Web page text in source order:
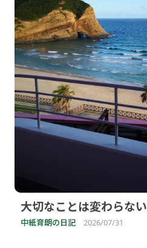
大切なことは変わらない
中紙育朗の日記 2026/07/31